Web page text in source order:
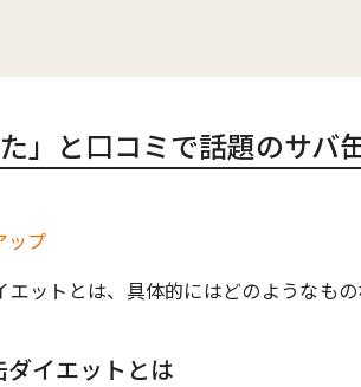
た」と口コミで話題のサバ
エットとは、具体的にはどのようなもの
ダイエットとは